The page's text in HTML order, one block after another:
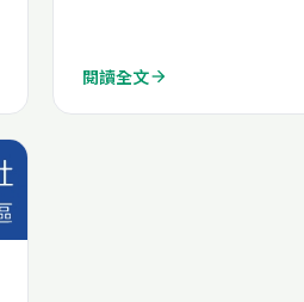
閱讀全文arrow_forward